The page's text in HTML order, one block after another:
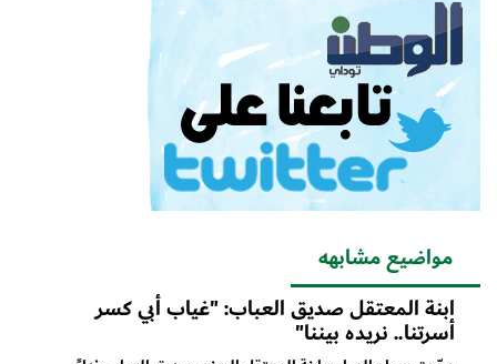
مواضيع مشابهه
ابنة المعتقل صديق العباب: "غياب أبي كسر
أسرتنا.. نريده بيننا"